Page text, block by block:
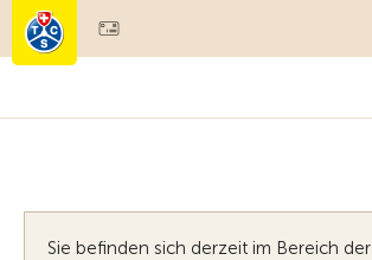
Mitgliedschaft & Leistungen
Sie befinden sich derzeit im Bereich der